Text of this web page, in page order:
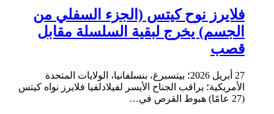
فلايرز نوح كيتس (الجزء السفلي من
الجسم) يخرج لبقية السلسلة مقابل
قصب
27 أبريل 2026؛ بيتسبرغ، بنسلفانيا، الولايات المتحدة
الأمريكية؛ يراقب الجناح الأيسر لفيلادلفيا فلايرز نواه كيتس
(27 عامًا) هبوط القرص في…